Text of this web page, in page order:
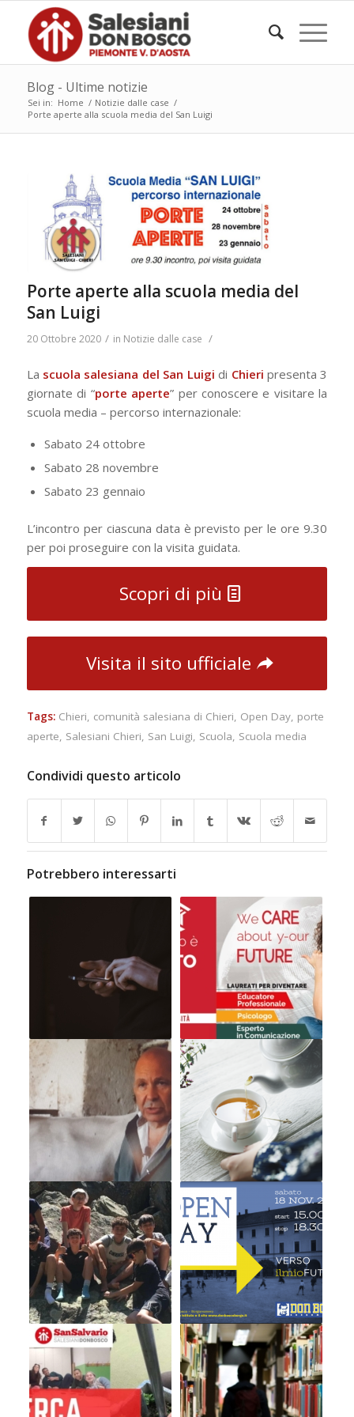
Blog - Ultime notizie
Sei in: Home / Notizie dalle case /
Porte aperte alla scuola media del San Luigi
Porte aperte alla scuola media del
San Luigi
20 Ottobre 2020 / in Notizie dalle case /
La scuola salesiana del San Luigi di Chieri presenta 3
giornate di “porte aperte” per conoscere e visitare la
scuola media – percorso internazionale:
Sabato 24 ottobre
Sabato 28 novembre
Sabato 23 gennaio
L’incontro per ciascuna data è previsto per le ore 9.30
per poi proseguire con la visita guidata.
Scopri di più
Visita il sito ufficiale
Tags: Chieri, comunità salesiana di Chieri, Open Day, porte
aperte, Salesiani Chieri, San Luigi, Scuola, Scuola media
Condividi questo articolo
Potrebbero interessarti